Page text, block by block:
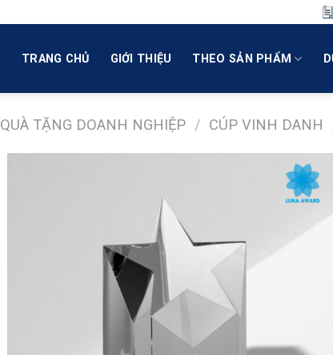
TRANG CHỦ GIỚI THIỆU THEO SẢN PHẨM
QUÀ TẶNG DOANH NGHIỆP / CÚP VINH DANH